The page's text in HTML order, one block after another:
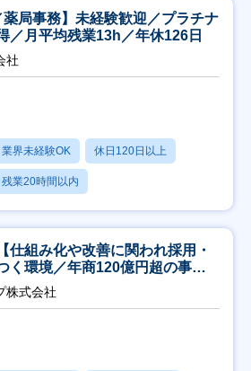
局事務】未経験歓迎／プラチナ
／月平均残業13h／年休126日
社
界未経験OK 休日120日以上
残業20時間以内
仕組み化や改善に関われ採用・
く環境／年商120億円超の事業
株式会社